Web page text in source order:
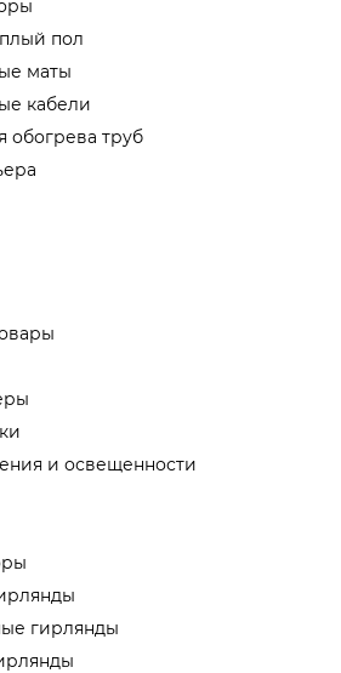
пол
маты
кабели
обогрева труб
и освещенности
гирлянды